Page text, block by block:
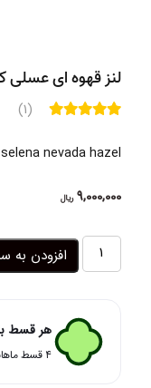
لنز قهوه ای عسلی
(1)
selena nevada hazel
9,000,000 ریال
لنز
قهوه
کاراملی
نوادا
هازل
افزودن به
هر قسط
۴ قسط ماهانه. بدون سود، چک و ضامن.